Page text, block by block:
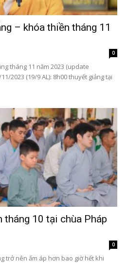
– khóa thiền tháng 11
0
tháng 11 năm 2023 (update
2023 (19/9 AL): 8h00 thuyết giảng tại
tháng 10 tại chùa Pháp
0
trở nên ấm áp hơn bao giờ hết khi